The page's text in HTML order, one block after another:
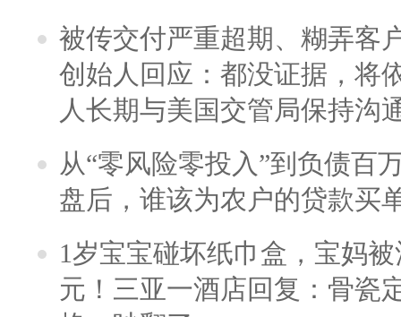
被传交付严重超期、糊弄客
创始人回应：都没证据，将
人长期与美国交管局保持沟
从“零风险零投入”到负债百
盘后，谁该为农户的贷款买
1岁宝宝碰坏纸巾盒，宝妈
元！三亚一酒店回复：骨瓷